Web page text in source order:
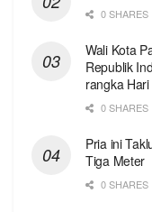
0 SHARES
Wali Kota
Republik
rangka
0 SHARES
Pria ini
Tiga Meter
0 SHARES